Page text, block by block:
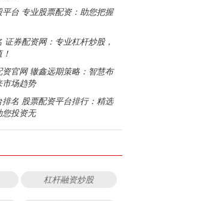
平台 专业股票配资：助您把握
证券配资网：专业杠杆炒股，
官网 辙鑫远期策略：智慧布
市场趋势
名 股票配资平台排行：精选
您投资无
杠杆融资炒股